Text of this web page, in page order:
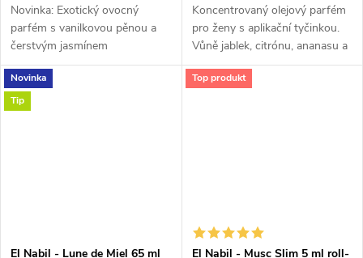
Novinka: Exotický ovocný
parfém s vanilkovou pěnou a
čerstvým jasmínem
Koncentrovaný olejový parfém
pro ženy s aplikační tyčinkou.
Vůně jablek, citrónu, ananasu a
růže osvěžují jasmínové srdce.
V základu zazní sladký karamel
Novinka
Tip
El Nabil - Lune de Miel 65 ml
Top produkt
El Nabil - Musc Slim 5 ml roll-